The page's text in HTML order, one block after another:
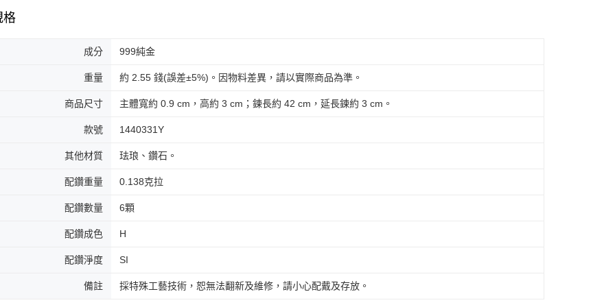
格
成分 999純金
重量 約 2.55 錢(誤差±5%)。因物料差異，請以實際商品為準。
商品尺寸 主體寬約 0.9 cm，高約 3 cm；鍊長約 42 cm，延長鍊約 3 cm。
款號 1440331Y
其他材質 珐琅、鑽石。
配鑽重量 0.138克拉
配鑽數量 6顆
配鑽成色 H
配鑽淨度 SI
備註 採特殊工藝技術，恕無法翻新及維修，請小心配戴及存放。